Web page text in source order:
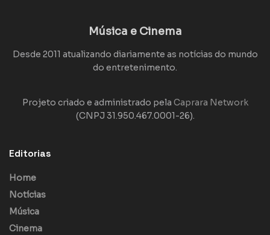
Música e Cinema
Desde 2011 atualizando diariamente as notícias do mundo
do entretenimento.
Projeto criado e administrado pela Caprara Network
(CNPJ 31.950.467.0001-26).
Editorias
Home
Notícias
Música
Cinema